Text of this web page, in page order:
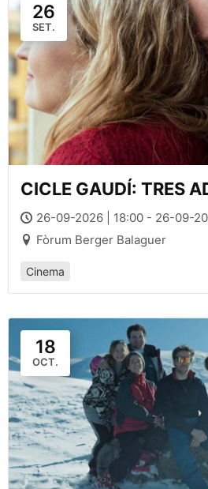
26
SET.
CICLE GAUDÍ: TRES
26-09-2026 | 18:00 - 26-09-
Fòrum Berger Balaguer
Cinema
18
OCT.